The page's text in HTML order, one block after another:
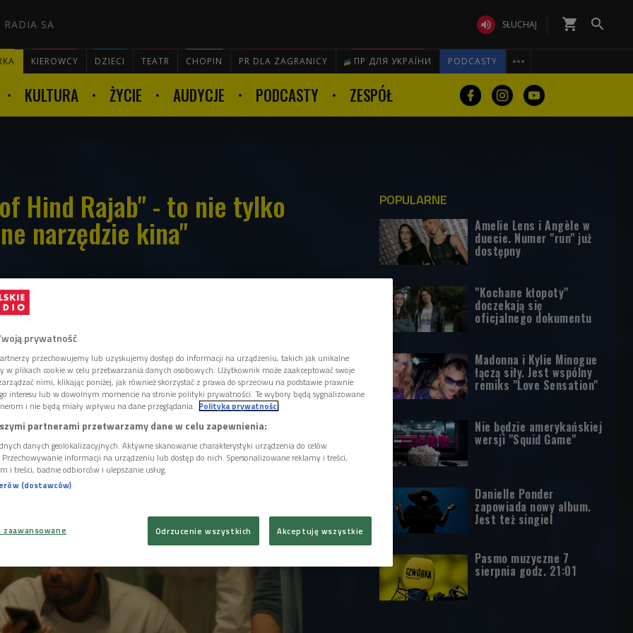
RADIA SA  SŁUCHAJ shopping_cart 
KIEROWCY DZIECI TEATR CHOPIN PR DLA ZAGRANICY ПР ДЛЯ УКРАЇНИ PODCASTY 

KULTURA ŻYCIE AUDYCJE PODCASTY ZESPÓŁ
Hind Rajab" - to nie tylko
narzędzie kina"
Festiwalu Filmowym w
miał film "The Voice of Hind Rajab"
Kaouthera Ben Hanii. - Sednem tego
prostego, z czym trudno żyć. Nie mogę
w którym dziecko woła o pomoc, a nikt
ból, ta porażka, dotyczy nas wszystkich.
tylko Gazy. Mówi o powszechnym żalu
POPULARNE
Amelie Lens i Angèle w
duecie. Numer "run" już
dostępny
"Kochane kłopoty"
doczekają się
oficjalnego dokumentu
Madonna i Kylie Minogue
łączą siły. Jest wspólny
remiks "Love Sensation"
Nie będzie amerykańskiej
wersji "Squid Game"
Danielle Ponder
zapowiada nowy album.
Jest też singiel
Pasmo muzyczne 7
sierpnia godz. 21:01
prywatność
przechowujemy lub uzyskujemy dostęp do informacji na urządzeniu, takich jak unikalne
w plikach cookie w celu przetwarzania danych osobowych. Użytkownik może zaakceptować swoje
nimi, klikając poniżej, jak również skorzystać z prawa do sprzeciwu na podstawie prawnie
interesu lub w dowolnym momencie na stronie polityki prywatności. Te wybory będą sygnalizowane
i nie będą miały wpływu na dane przeglądania. Polityka prywatności
partnerami przetwarzamy dane w celu zapewnienia:
danych geolokalizacyjnych. Aktywne skanowanie charakterystyki urządzenia do celów
informacji na urządzeniu lub dostęp do nich. Spersonalizowane reklamy i treści,
i treści, badnie odbiorców i ulepszanie usług.
(dostawców)
Odrzucenie wszystkich Akceptuję wszystkie